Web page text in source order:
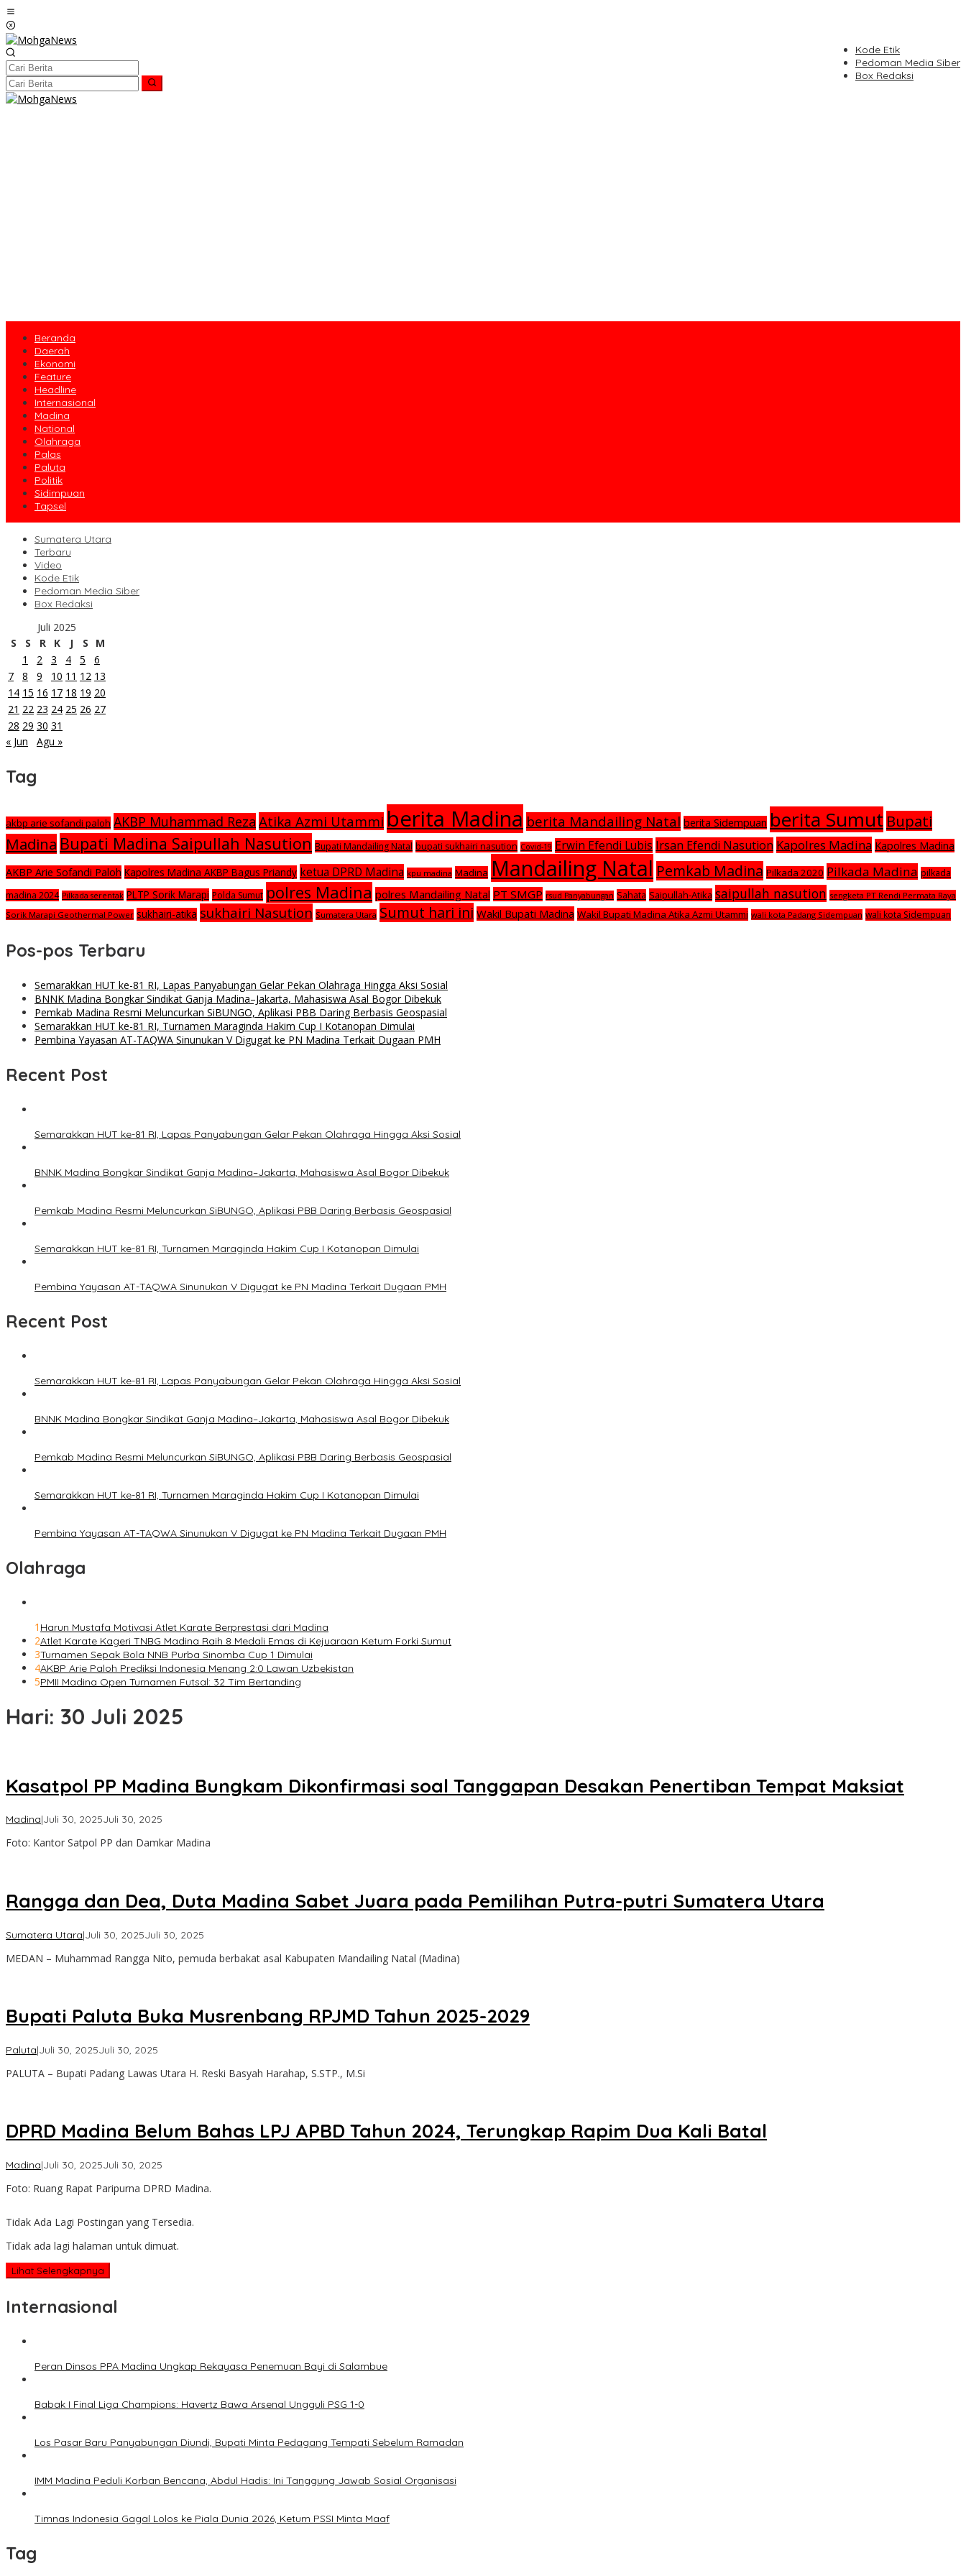
Lewati
ke
konten
Kode Etik
Pedoman Media Siber
Box Redaksi
Beranda
Daerah
Ekonomi
Feature
Headline
Internasional
Madina
National
Olahraga
Palas
Paluta
Politik
Sidimpuan
Tapsel
Sumatera Utara
Terbaru
Video
Kode Etik
Pedoman Media Siber
Box Redaksi
Juli 2025
S
S R K J S
M
1
2 3 4 5
6
7
8 9 10 11 12 13
14 15 16 17 18 19 20
21 22 23 24 25 26 27
28 29 30 31
« Jun
Agu »
Tag
akbp arie sofandi paloh AKBP Muhammad Reza Atika Azmi Utammi berita Madina berita Mandailing Natal berita Sidempuan berita Sumut Bupati
Madina Bupati Madina Saipullah Nasution Bupati Mandailing Natal bupati sukhairi nasution Covid-19 Erwin Efendi Lubis Irsan Efendi Nasution Kapolres Madina Kapolres Madina
AKBP Arie Sofandi Paloh Kapolres Madina AKBP Bagus Priandy ketua DPRD Madina kpu madina Madina Mandailing Natal Pemkab Madina Pilkada 2020 Pilkada Madina pilkada
madina 2024 Pilkada serentak PLTP Sorik Marapi Polda Sumut polres Madina polres Mandailing Natal PT SMGP rsud Panyabungan Sahata Saipullah-Atika saipullah nasution sengketa PT Rendi Permata Raya
Sorik Marapi Geothermal Power sukhairi-atika sukhairi Nasution Sumatera Utara Sumut hari ini Wakil Bupati Madina Wakil Bupati Madina Atika Azmi Utammi wali kota Padang Sidempuan wali kota Sidempuan
Pos-pos Terbaru
Semarakkan HUT ke-81 RI, Lapas Panyabungan Gelar Pekan Olahraga Hingga Aksi Sosial
BNNK Madina Bongkar Sindikat Ganja Madina–Jakarta, Mahasiswa Asal Bogor Dibekuk
Pemkab Madina Resmi Meluncurkan SiBUNGO, Aplikasi PBB Daring Berbasis Geospasial
Semarakkan HUT ke-81 RI, Turnamen Maraginda Hakim Cup I Kotanopan Dimulai
Pembina Yayasan AT-TAQWA Sinunukan V Digugat ke PN Madina Terkait Dugaan PMH
Recent Post
Semarakkan HUT ke-81 RI, Lapas Panyabungan Gelar Pekan Olahraga Hingga Aksi Sosial
BNNK Madina Bongkar Sindikat Ganja Madina–Jakarta, Mahasiswa Asal Bogor Dibekuk
Pemkab Madina Resmi Meluncurkan SiBUNGO, Aplikasi PBB Daring Berbasis Geospasial
Semarakkan HUT ke-81 RI, Turnamen Maraginda Hakim Cup I Kotanopan Dimulai
Pembina Yayasan AT-TAQWA Sinunukan V Digugat ke PN Madina Terkait Dugaan PMH
Recent Post
Semarakkan HUT ke-81 RI, Lapas Panyabungan Gelar Pekan Olahraga Hingga Aksi Sosial
BNNK Madina Bongkar Sindikat Ganja Madina–Jakarta, Mahasiswa Asal Bogor Dibekuk
Pemkab Madina Resmi Meluncurkan SiBUNGO, Aplikasi PBB Daring Berbasis Geospasial
Semarakkan HUT ke-81 RI, Turnamen Maraginda Hakim Cup I Kotanopan Dimulai
Pembina Yayasan AT-TAQWA Sinunukan V Digugat ke PN Madina Terkait Dugaan PMH
Olahraga
1 Harun Mustafa Motivasi Atlet Karate Berprestasi dari Madina
2Atlet Karate Kageri TNBG Madina Raih 8 Medali Emas di Kejuaraan Ketum Forki Sumut
3Turnamen Sepak Bola NNB Purba Sinomba Cup 1 Dimulai
4AKBP Arie Paloh Prediksi Indonesia Menang 2:0 Lawan Uzbekistan
5PMII Madina Open Turnamen Futsal: 32 Tim Bertanding
Hari: 30 Juli 2025
Kasatpol PP Madina Bungkam Dikonfirmasi soal Tanggapan Desakan Penertiban Tempat Maksiat
Madina|Juli 30, 2025Juli 30, 2025
Foto: Kantor Satpol PP dan Damkar Madina
Rangga dan Dea, Duta Madina Sabet Juara pada Pemilihan Putra-putri Sumatera Utara
Sumatera Utara|Juli 30, 2025Juli 30, 2025
MEDAN – Muhammad Rangga Nito, pemuda berbakat asal Kabupaten Mandailing Natal (Madina)
Bupati Paluta Buka Musrenbang RPJMD Tahun 2025-2029
Paluta|Juli 30, 2025Juli 30, 2025
PALUTA – Bupati Padang Lawas Utara H. Reski Basyah Harahap, S.STP., M.Si
DPRD Madina Belum Bahas LPJ APBD Tahun 2024, Terungkap Rapim Dua Kali Batal
Madina|Juli 30, 2025Juli 30, 2025
Foto: Ruang Rapat Paripurna DPRD Madina.
Tidak Ada Lagi Postingan yang Tersedia.
Tidak ada lagi halaman untuk dimuat.
Lihat Selengkapnya
Internasional
Peran Dinsos PPA Madina Ungkap Rekayasa Penemuan Bayi di Salambue
Babak I Final Liga Champions: Havertz Bawa Arsenal Ungguli PSG 1-0
Los Pasar Baru Panyabungan Diundi, Bupati Minta Pedagang Tempati Sebelum Ramadan
IMM Madina Peduli Korban Bencana, Abdul Hadis: Ini Tanggung Jawab Sosial Organisasi
Timnas Indonesia Gagal Lolos ke Piala Dunia 2026, Ketum PSSI Minta Maaf
Tag